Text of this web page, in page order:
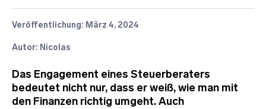
Veröffentlichung: März 4, 2024
Autor: Nicolas
Das Engagement eines Steuerberaters
bedeutet nicht nur, dass er weiß, wie man mit
den Finanzen richtig umgeht. Auch